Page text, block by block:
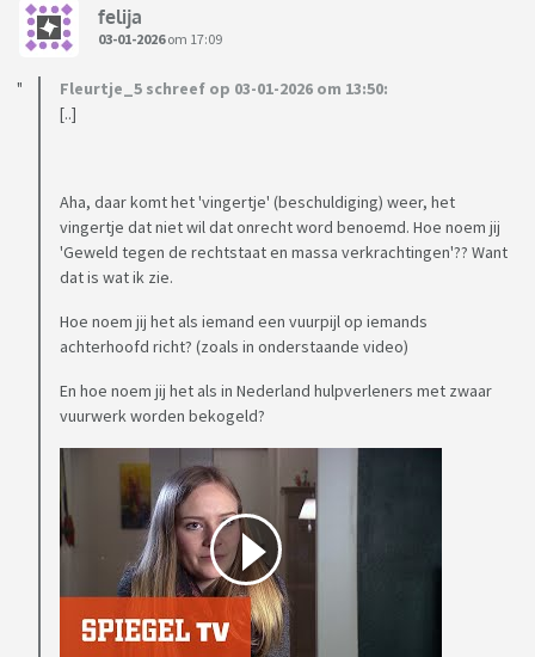
felija
03-01-2026om 17:09
Fleurtje_5 schreef op 03-01-2026 om 13:50:
[..]
Aha, daar komt het 'vingertje' (beschuldiging) weer, het
vingertje dat niet wil dat onrecht word benoemd. Hoe noem jij
'Geweld tegen de rechtstaat en massa verkrachtingen'?? Want
dat is wat ik zie.
Hoe noem jij het als iemand een vuurpijl op iemands
achterhoofd richt? (zoals in onderstaande video)
En hoe noem jij het als in Nederland hulpverleners met zwaar
vuurwerk worden bekogeld?